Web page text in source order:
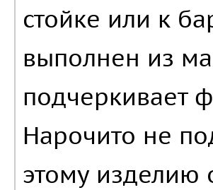
стойке или к
выполнен из
подчеркивает
Нарочито не
этому изделию